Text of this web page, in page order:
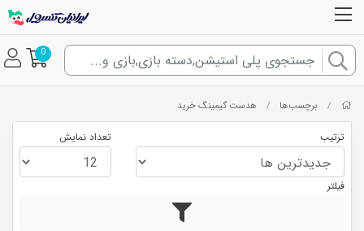
0
/ برچسب‌ها / هدست گیمینگ خرید
ترتیب تعداد نمایش
فیلتر